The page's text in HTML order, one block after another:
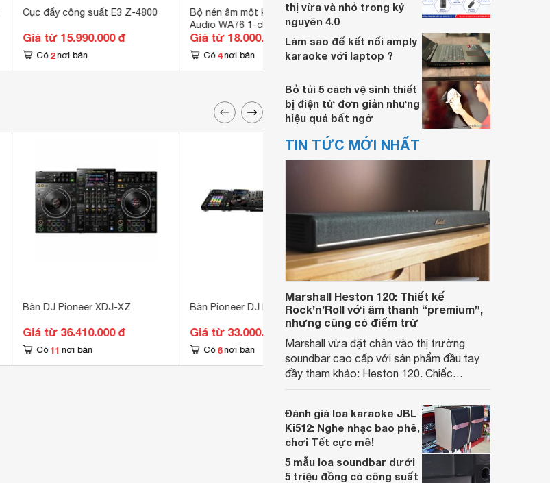
Cục đẩy công suất E3 Z-4800
Giá từ 15.990.000 đ
Có 2 nơi bán
Bộ nén âm một kênh Warm
Audio WA76 1-channel Discrete
Compressor
Giá từ 18.000.000 đ
Có 4 nơi bán
Amply - Amplifier ITC T-4S120
Giá từ 23.980.000 đ
Có 1 nơi bán
Bàn DJ Pioneer XDJ-XZ
Giá từ 36.410.000 đ
Có 11 nơi bán
Bàn Pioneer DJ DJS 1000
Giá từ 33.000.000 đ
Có 6 nơi bán
Bàn DJ Pioneer DDJ-800
Có 6 nơi bán
thị vừa và nhỏ trong kỷ
nguyên 4.0
Làm sao để kết nối amply
karaoke với laptop ?
Bỏ tủi 5 cách vệ sinh thiết
bị điện tử đơn giản nhưng
hiệu quả bất ngờ
TIN TỨC MỚI NHẤT
Marshall Heston 120: Thiết kế
Rock’n’Roll với âm thanh “premium”,
nhưng cũng có điểm trừ
Marshall vừa đặt chân vào thị trường
soundbar cao cấp với sản phẩm đầu tay
đầy tham khảo: Heston 120. Chiếc
lớn, kết nối đa dạng, mà còn ghi điểm nhờ
“chất Marshall” cùng cấu trúc âm thanh
5.1.2 đầy hứa hẹn.
Đánh giá loa karaoke JBL
Ki512: Nghe nhạc bao phê,
chơi Tết cực mê!
5 mẫu loa soundbar dưới
5 triệu đồng có công suất